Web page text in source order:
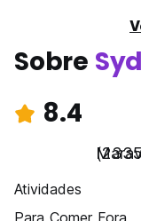
Sobre
8.4
Atividades
Para Comer Fora